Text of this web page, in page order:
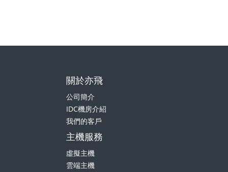
公司簡介
IDC機房介紹
我們的客戶
主機服務
虛擬主機
雲端主機
主機租賃